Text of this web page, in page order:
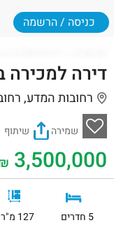
כניסה / הרשמה
דירות למכירה
דירה למכירה
רחובות המדע,
שמירה שיתוף
3,500,000
5 חדרים 127 מ"ר